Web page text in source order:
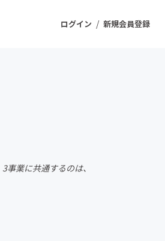
ログイン / 新規会員登録
ョン業に共通するのは、